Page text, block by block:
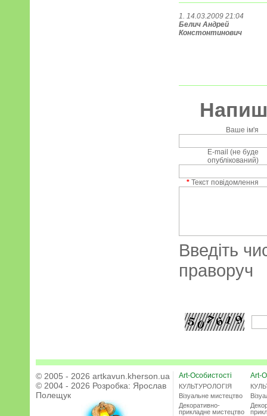
1. 14.03.2009 21:04
Белич Андрей
Констонтинович
Ваше ім'я
E-mail (не буде
опублікований)
* Текст повідомлення
Введіть
праворуч
© 2005 - 2026 artkavun.kherson.ua
© 2004 - 2026 Розробка: Ярослав
Полещук
Art-Особистості
КУЛЬТУРОЛОГІЯ
Візуальне мистецтво
Декоративно-
прикладне мистецтво
Art-